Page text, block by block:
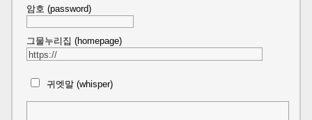
암호 (password)
그물누리집 (homepage)
귀엣말 (whisper)